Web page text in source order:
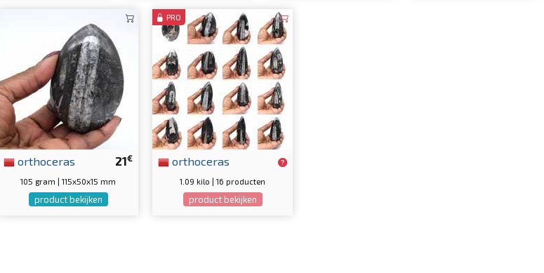
21€
orthoceras
105 gram | 115x50x15 mm
product bekijken
PRO
orthoceras
1.09 kilo | 16 producten
product bekijken